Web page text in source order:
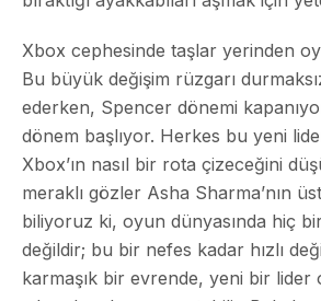
Xbox cephesinde taşlar yerinden
Bu büyük değişim rüzgarı
ederken, Spencer dönemi
dönem başlıyor. Herkes bu yeni
Xbox’ın nasıl bir rota çizeceğini
meraklı gözler Asha Sharma’nın
biliyoruz ki, oyun dünyasında hiç
değildir; bu bir nefes kadar hızlı
karmaşık bir evrende, yeni bir lider